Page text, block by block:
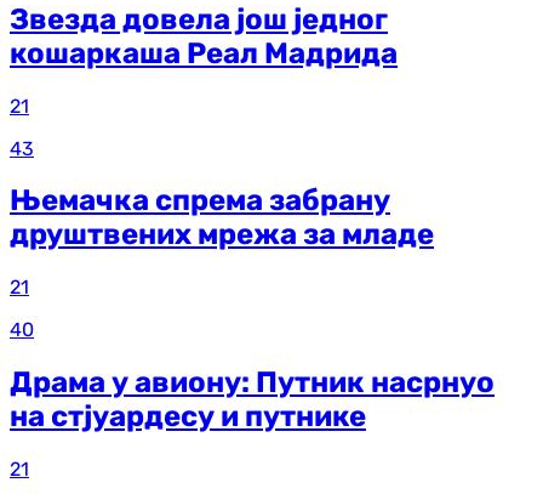
Звезда довела још једног
кошаркаша Реал Мадрида
21
43
Њемачка спрема забрану
друштвених мрежа за младе
21
40
Драма у авиону: Путник насрнуо
на стјуардесу и путнике
21